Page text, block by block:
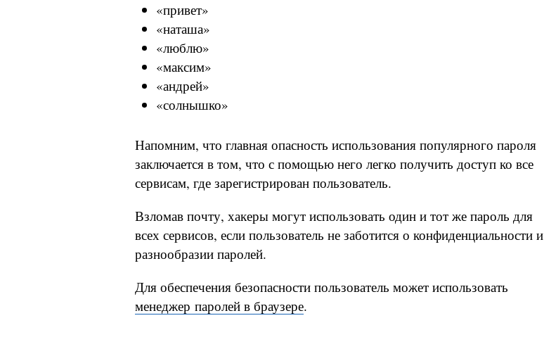
«привет»
«наташа»
«люблю»
«максим»
«андрей»
«солнышко»
Напомним, что главная опасность использования популярного пароля
заключается в том, что с помощью него легко получить доступ ко все
сервисам, где зарегистрирован пользователь.
Взломав почту, хакеры могут использовать один и тот же пароль для
всех сервисов, если пользователь не заботится о конфиденциальности и
разнообразии паролей.
Для обеспечения безопасности пользователь может использовать
менеджер паролей в браузере.